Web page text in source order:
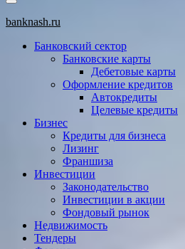
Основное
меню
banknash.ru
Банковский сектор
Банковские карты
Дебетовые карты
Оформление кредитов
Автокредиты
Целевые кредиты
Бизнес
Кредиты для бизнеса
Лизинг
Франшиза
Инвестиции
Законодательство
Инвестиции в акции
Фондовый рынок
Недвижимость
Тендеры